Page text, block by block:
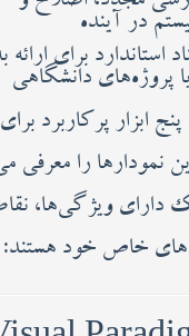
در آینده
استاندارد برای ارائه
پروژه‌های دانشگاهی
پنج ابزار پرکاربرد برای
نمودارها را معرفی
دارای ویژگی‌ها،
خاص خود هستند: